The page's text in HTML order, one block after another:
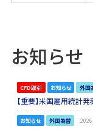
お知らせ
CFD取引 お知らせ 外国
【重要】米国雇用統計
お知らせ 外国為替